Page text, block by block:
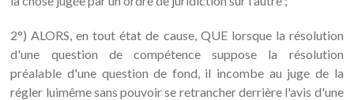
2°) ALORS, en tout état de cause, QUE lorsque la résolution
d'une question de compétence suppose la résolution
préalable d'une question de fond, il incombe au juge de la
régler luimême sans pouvoir se retrancher derrière l'avis d'une